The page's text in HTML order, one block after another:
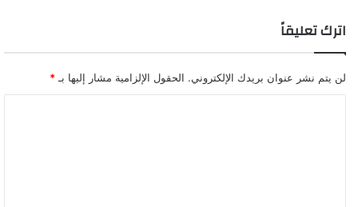
اترك تعليقاً
لن يتم نشر عنوان بريدك الإلكتروني. الحقول الإلزامية مشار إليها بـ *